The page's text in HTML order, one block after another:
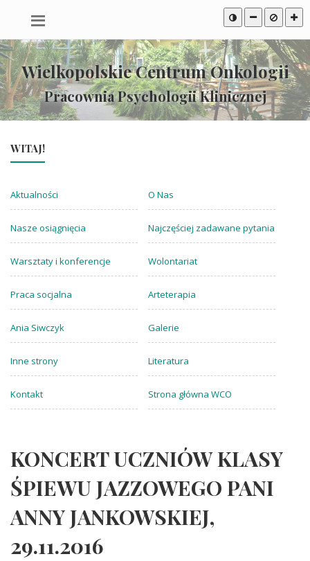
Przeskocz
do
treści
Mapa
serwisu
Przeskocz
do
stopki
Wielkopolskie Centrum Onkologii
Pracownia Psychologii Klinicznej
WITAJ!
Aktualności O Nas
Nasze osiągnięcia Najczęściej zadawane pytania
Warsztaty i konferencje Wolontariat
Praca socjalna Arteterapia
Ania Siwczyk Galerie
Inne strony Literatura
Kontakt Strona główna WCO
KONCERT UCZNIÓW KLASY
ŚPIEWU JAZZOWEGO PANI
ANNY JANKOWSKIEJ,
29.11.2016